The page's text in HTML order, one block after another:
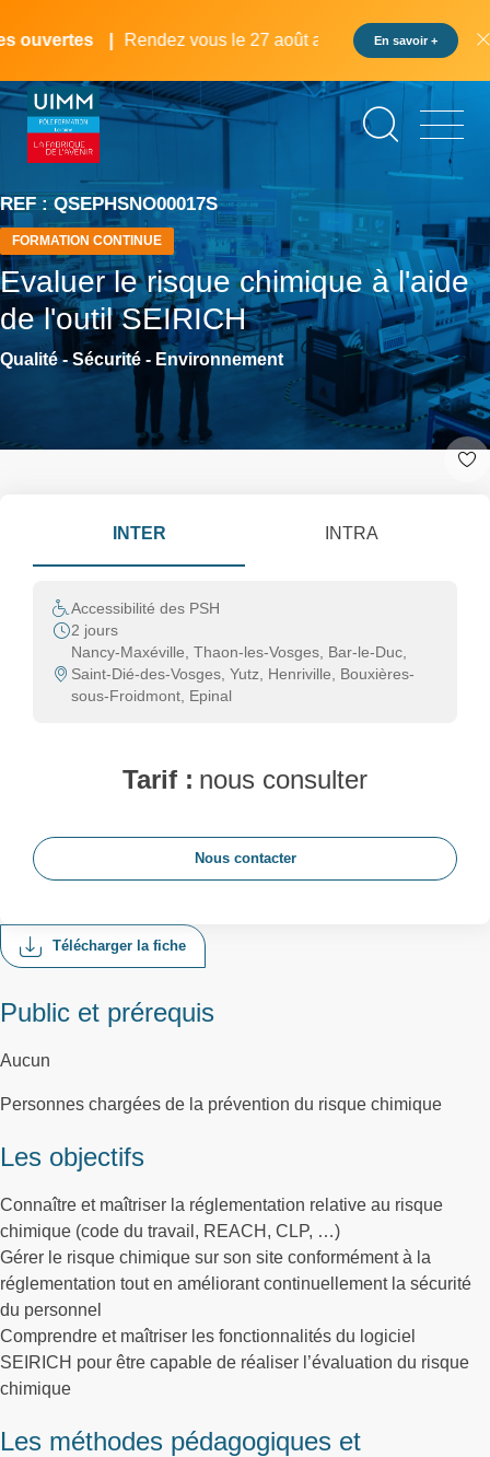
au
principal
Rendez vous le 27 août au pôle formation UIMM
En savoir +
REF : QSEPHSNO00017S
FORMATION CONTINUE
Evaluer le risque chimique à l'aide
de l'outil SEIRICH
Qualité - Sécurité - Environnement
Télécharger la fiche
Public et prérequis
Aucun
Personnes chargées de la prévention du risque chimique
Les objectifs
Connaître et maîtriser la réglementation relative au risque
chimique (code du travail, REACH, CLP, …)
Gérer le risque chimique sur son site conformément à la
réglementation tout en améliorant continuellement la sécurité
du personnel
Comprendre et maîtriser les fonctionnalités du logiciel
SEIRICH pour être capable de réaliser l’évaluation du risque
chimique
Les méthodes pédagogiques et
INTER INTRA
Accessibilité des PSH
2 jours
Nancy-Maxéville, Thaon-les-Vosges, Bar-le-Duc,
Saint-Dié-des-Vosges, Yutz, Henriville, Bouxières-
sous-Froidmont, Epinal
Tarif : nous consulter
Nous contacter